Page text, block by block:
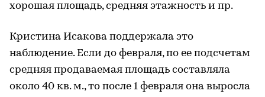
хорошая площадь, средняя этажность и пр.
Кристина Исакова поддержала это
наблюдение. Если до февраля, по ее подсчетам
средняя продаваемая площадь составляла
около 40 кв. м., то после 1 февраля она выросла